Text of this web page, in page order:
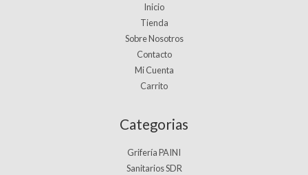
Inicio
Tienda
Sobre Nosotros
Contacto
Mi Cuenta
Carrito
Categorias
Grifería PAINI
Sanitarios SDR